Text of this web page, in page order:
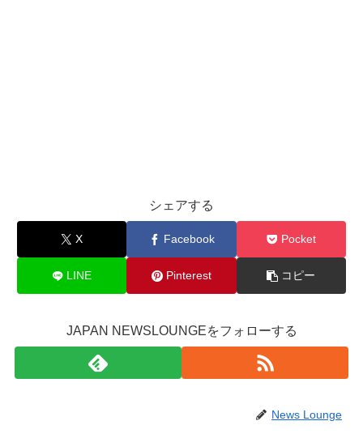
シェアする
X Facebook Pocket
LINE Pinterest コピー
JAPAN NEWSLOUNGEをフォローする
News Lounge